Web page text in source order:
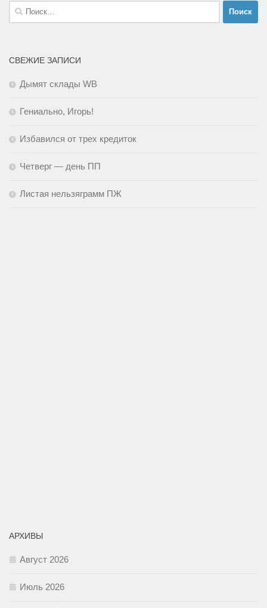
Найти:
СВЕЖИЕ ЗАПИСИ
Дымят склады WB
Гениально, Игорь!
Избавился от трех кредиток
Четверг — день ПП
Листая нельзяграмм ПЖ
АРХИВЫ
Август 2026
Июль 2026